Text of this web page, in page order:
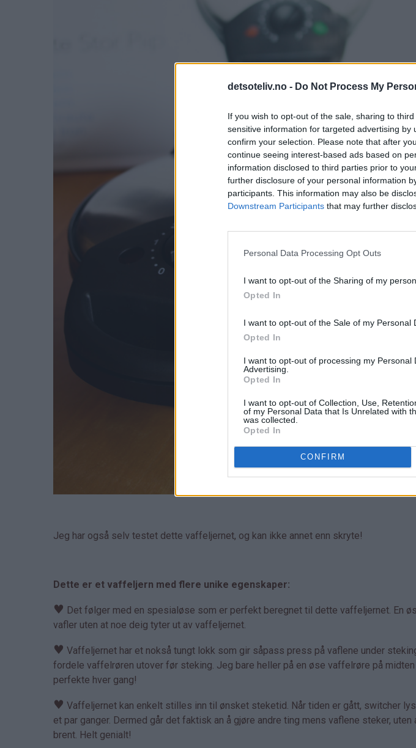
detsoteliv.no - Do Not Process My
If you wish to opt-out of the sale, sharing to
sensitive information for targeted advertising
confirm your selection. Please note that after
continue seeing interest-based ads based on
information disclosed to third parties prior to
further disclosure of your personal information
participants. This information may also be
Downstream Participants that may further
Personal Data Processing Opt Outs
I want to opt-out of the Sharing of my
Opted In
I want to opt-out of the Sale of my Personal
Opted In
I want to opt-out of processing my Personal
Advertising.
Opted In
I want to opt-out of Collection, Use,
of my Personal Data that Is Unrelated with
was collected.
Opted In
CONFIRM
Jeg har også selv testet dette vaffeljernet, og kan ikke annet enn skryte!
Dette er et vaffeljern med flere unike egenskaper:
♥ Det følger med en spesialøse som er perfekt beregnet til dette vaffeljernet. En
vafler uten at noe deig tyter ut av vaffeljernet.
♥ Vaffeljernet har et nokså tungt lokk som gir såpass press på vaflene under
fordele vaffelrøren utover før steking. Jeg bare heller på en øse vaffelrøre på
perfekte hver gang!
♥ Vaffeljernet kan enkelt stilles inn til ønsket steketid. Når tiden er gått, switcher
et par ganger. Dermed går det faktisk an å gjøre andre ting mens vaflene steker,
brent. Helt genialt!